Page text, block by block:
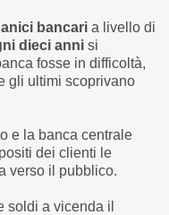
bancari a livello di
dieci anni si
fosse in difficoltà,
gli ultimi scoprivano
e la banca centrale
dei clienti le
verso il pubblico.
soldi a vicenda il